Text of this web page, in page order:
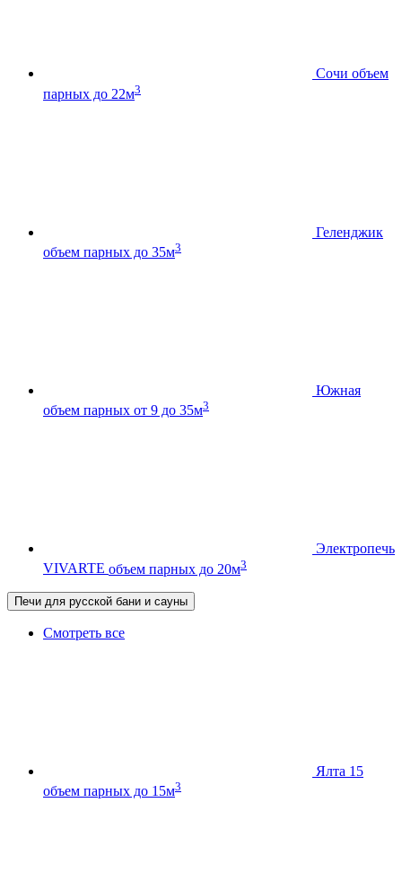
Сочи объем
парных до 22м3
Геленджик
объем парных до 35м3
Южная
объем парных от 9 до 35м3
Электропечь
VIVARTE объем парных до 20м3
Печи для русской бани и сауны
Смотреть все
Ялта 15
объем парных до 15м3